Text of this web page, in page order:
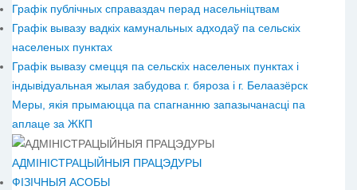
Графік публічных справаздач перад насельніцтвам
Графік вывазу вадкіх камунальных адходаў па сельскіх
населеных пунктах
Графік вывазу смецця па сельскіх населеных пунктах і
індывідуальная жылая забудова г. бяроза і г. Белаазёрск
Меры, якія прымаюцца па спагнанню запазычанасці па
аплаце за ЖКП
АДМІНІСТРАЦЫЙНЫЯ ПРАЦЭДУРЫ
ФІЗІЧНЫЯ АСОБЫ